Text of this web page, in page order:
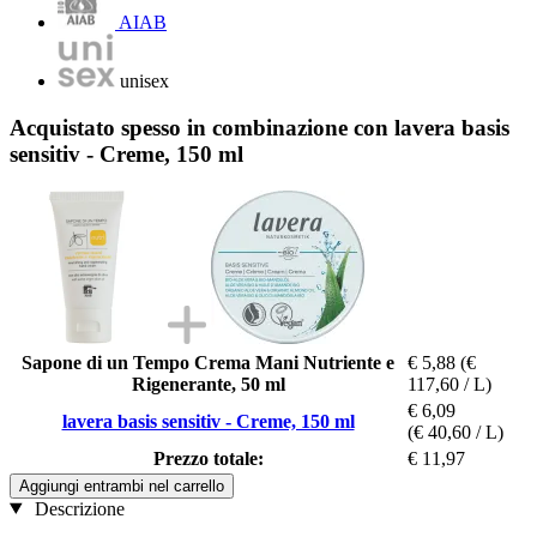
AIAB
unisex
Acquistato spesso in combinazione con lavera basis
sensitiv - Creme, 150 ml
Sapone di un Tempo Crema Mani Nutriente e
Rigenerante, 50 ml
€ 5,88 (€
117,60 / L)
lavera basis sensitiv - Creme, 150 ml
€ 6,09
(€ 40,60 / L)
Prezzo totale:
€ 11,97
Aggiungi entrambi nel carrello
Descrizione